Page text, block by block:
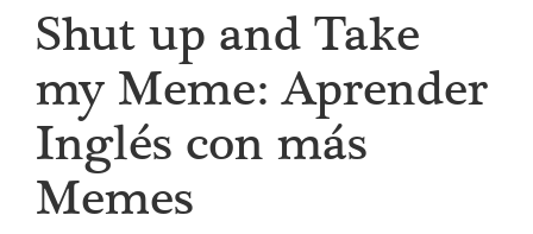
Shut up and Take
my Meme: Aprender
Inglés con más
Memes